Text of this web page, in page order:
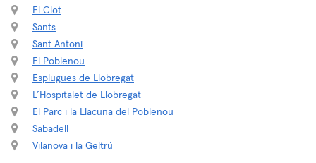
El Clot
Sants
Sant Antoni
El Poblenou
Esplugues de Llobregat
L’Hospitalet de Llobregat
El Parc i la Llacuna del Poblenou
Sabadell
Vilanova i la Geltrú